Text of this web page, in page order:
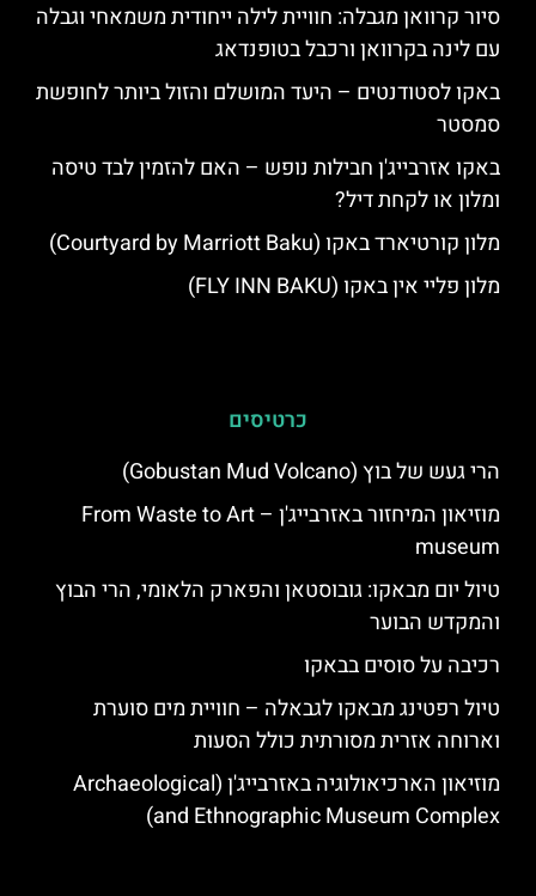
סיור קרוואן מגבלה: חוויית לילה ייחודית משמאחי וגבלה
עם לינה בקרוואן ורכבל בטופנדאג
באקו לסטודנטים – היעד המושלם והזול ביותר לחופשת
סמסטר
באקו אזרבייג'ן חבילות נופש – האם להזמין לבד טיסה
ומלון או לקחת דיל?
מלון קורטיארד באקו (Courtyard by Marriott Baku)
מלון פליי אין באקו (FLY INN BAKU)
כרטיסים
הרי געש של בוץ (Gobustan Mud Volcano)
מוזיאון המיחזור באזרבייג'ן – From Waste to Art
museum
טיול יום מבאקו: גובוסטאן והפארק הלאומי, הרי הבוץ
והמקדש הבוער
רכיבה על סוסים בבאקו
טיול רפטינג מבאקו לגבאלה – חוויית מים סוערת
וארוחה אזרית מסורתית כולל הסעות
מוזיאון הארכיאולוגיה באזרבייג'ן (Archaeological
and Ethnographic Museum Complex)